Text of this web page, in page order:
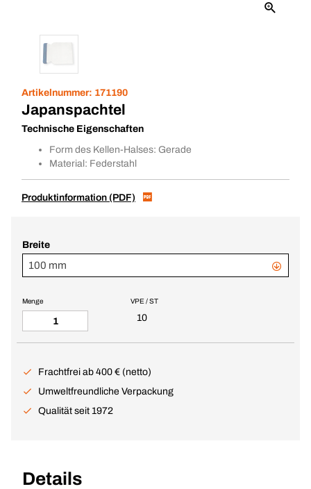
Artikelnummer: 171190
Japanspachtel
Technische Eigenschaften
Form des Kellen-Halses: Gerade
Material: Federstahl
Produktinformation (PDF)
Breite
100 mm
VPE / ST
10
Menge
Frachtfrei ab 400 € (netto)
Umweltfreundliche Verpackung
Qualität seit 1972
Details